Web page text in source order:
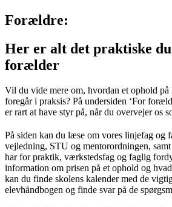
Forældre:
Her er alt det praktiske
forælder
Vil du vide mere om, hvordan et ophold på
foregår i praksis? På undersiden ‘For
er rart at have styr på, når du overvejer os
På siden kan du læse om vores linjefag og
vejledning, STU og mentorordningen,
har for praktik, værkstedsfag og faglig
information om prisen på et ophold og
kan du finde skolens kalender med de
elevhåndbogen og finde svar på de